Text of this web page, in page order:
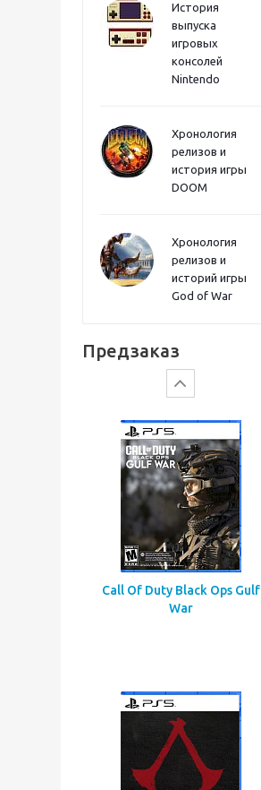
История
выпуска
игровых
консолей
Nintendo
Хронология
релизов и
история игры
DOOM
Хронология
релизов и
историй игры
God of War
Предзаказ
Onimusha: Way of the
Sword PS5
Call Of Duty Black Ops Gulf
War